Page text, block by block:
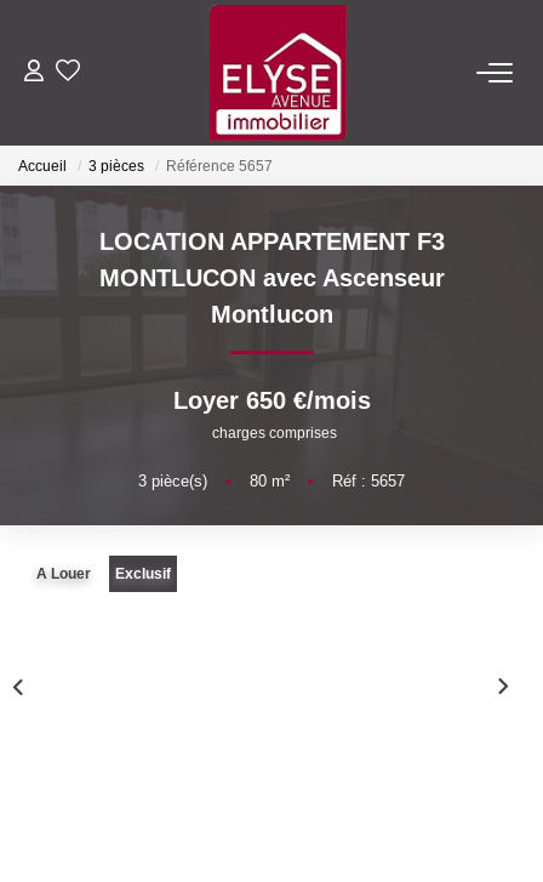
ACHETER
ESTIMER
NOTRE AGENCE
Qui Sommes-Nous
Accueil 3 pièces Référence 5657
LOCATION APPARTEMENT F3
MONTLUCON avec Ascenseur
Montlucon
Loyer 650 €/mois
charges comprises
3 pièce(s) • 80 m² • Réf : 5657
A Louer Exclusif